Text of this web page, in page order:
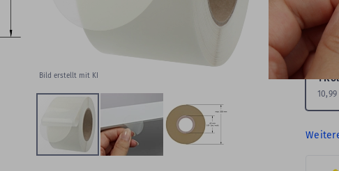
Bild erstellt mit KI 1
10,99